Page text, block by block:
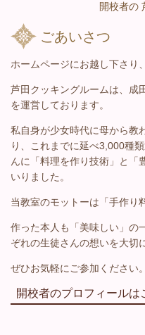
開校者の
ごあいさつ
ホームページにお越し下さり
芦田クッキングルームは、成
を運営しております。
私自身が少女時代に母から教
り、これまでに延べ3,000種
んに「料理を作り技術」と「
いりました。
当教室のモットーは「手作り
作った本人も「美味しい」の
ぞれの生徒さんの想いを大切
ぜひお気軽にご参加ください。
開校者のプロフィールは